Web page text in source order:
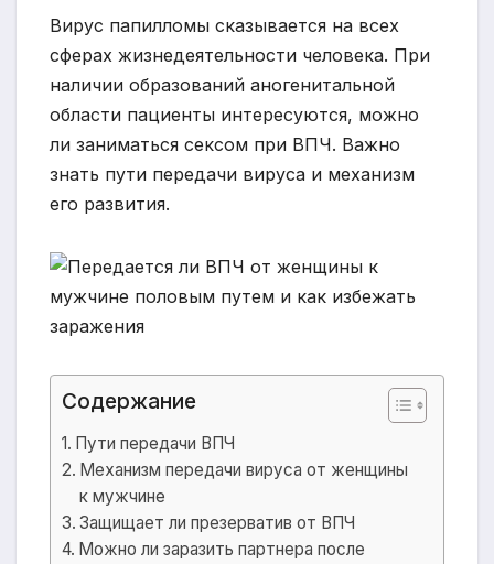
Вирус папилломы сказывается на всех
сферах жизнедеятельности человека. При
наличии образований аногенитальной
области пациенты интересуются, можно
ли заниматься сексом при ВПЧ. Важно
знать пути передачи вируса и механизм
его развития.
Содержание
Пути передачи ВПЧ
Механизм передачи вируса от женщины
к мужчине
Защищает ли презерватив от ВПЧ
Можно ли заразить партнера после